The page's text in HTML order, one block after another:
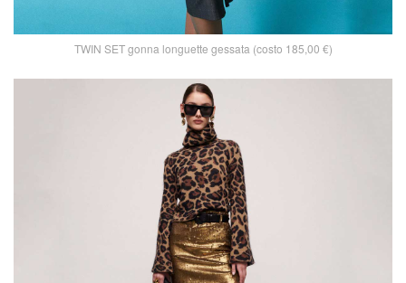
TWIN SET gonna longuette gessata (costo 185,00 €)